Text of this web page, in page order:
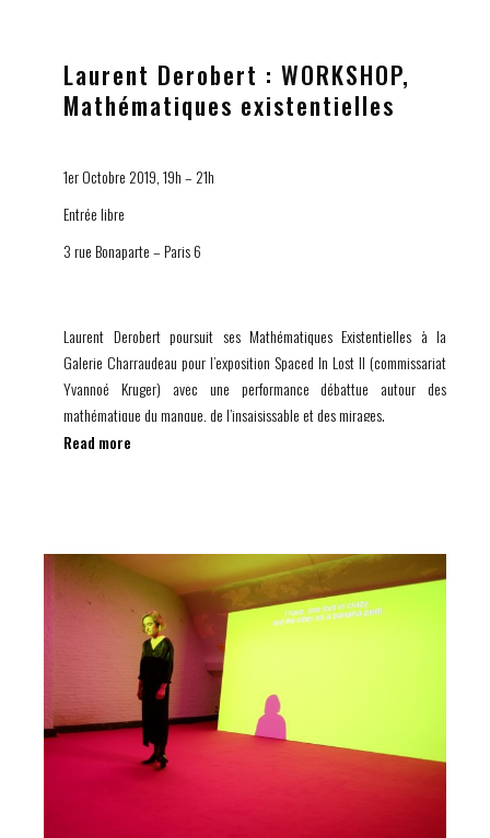
Laurent Derobert : WORKSHOP,
Mathématiques existentielles
1er Octobre 2019, 19h – 21h
Entrée libre
3 rue Bonaparte – Paris 6
Laurent Derobert poursuit ses Mathématiques Existentielles à la
Galerie Charraudeau pour l’exposition Spaced In Lost II (commissariat
Yvannoé Kruger) avec une performance débattue autour des
mathématique du manque, de l’insaisissable et des mirages.
modèles d’incomplétude. » au Palais de Tokyo, Laurent Derobert
échangera à nouveau à ce propos , autour de ces questions et parfois
même de ces réponses.
Laurent Derobert (né en 1974, vit et travaille à Paris et Avignon) a
conçu et développe les mathématiques existentielles. Docteur en
sciences économiques et chercheur (CNRS-GREQAM et Université
d’Avignon), il interroge notre rapport au monde sous forme algébrique
et produit des équations tels des poèmes rigoureux et sensibles.
Read more